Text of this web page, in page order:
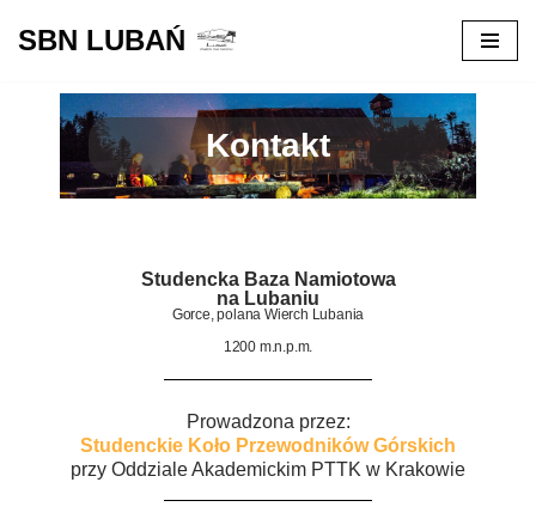
treści
SBN LUBAŃ
Kontakt
Studencka Baza Namiotowa
na Lubaniu
Gorce, polana Wierch Lubania
1200 m.n.p.m.
Prowadzona przez:
Studenckie Koło Przewodników Górskich
przy Oddziale Akademickim PTTK w Krakowie